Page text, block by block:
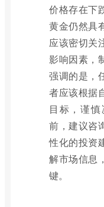
价格存在下
黄金仍然具
应该密切关
影响因素，
强调的是，
者应该根据
目标，谨
前，建议咨
性化的投资
解市场信息
键。